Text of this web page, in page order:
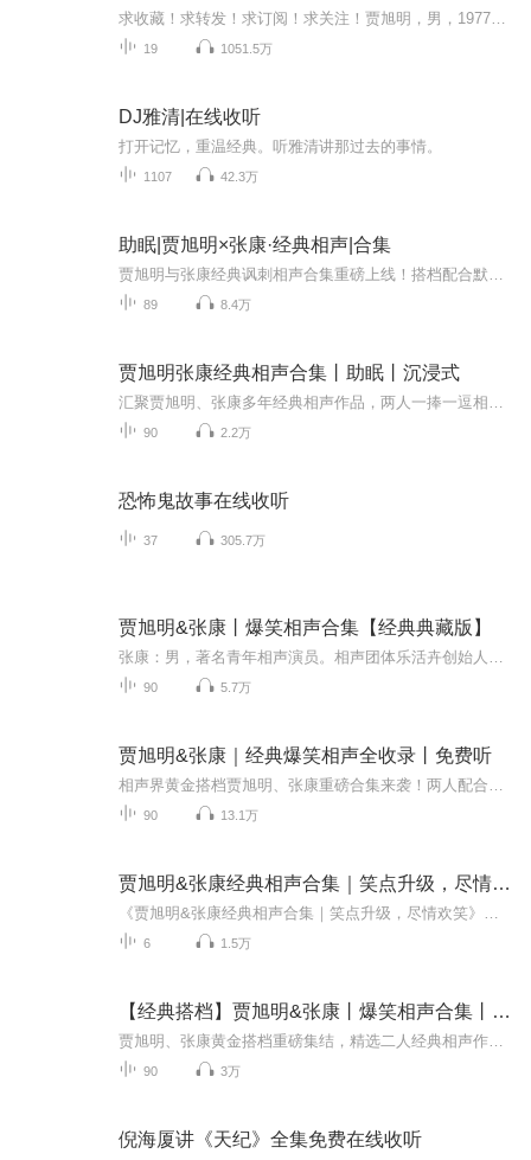
19 1051.5万
DJ雅清|在线收听
打开记忆，重温经典。听雅清讲那过去的事情。
1107 42.3万
助眠|贾旭明×张康·经典相声|合集
89 8.4万
贾旭明张康经典相声合集丨助眠丨沉浸式
90 2.2万
恐怖鬼故事在线收听
37 305.7万
贾旭明&张康丨爆笑相声合集【经典典藏版】
90 5.7万
贾旭明&张康｜经典爆笑相声全收录丨免费听
90 13.1万
贾旭明&张康经典相声合集｜笑点升级，尽情欢笑
6 1.5万
【经典搭档】贾旭明&张康丨爆笑相声合集丨典藏版
90 3万
倪海厦讲《天纪》全集免费在线收听